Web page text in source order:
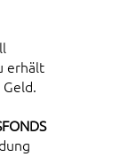
erhält